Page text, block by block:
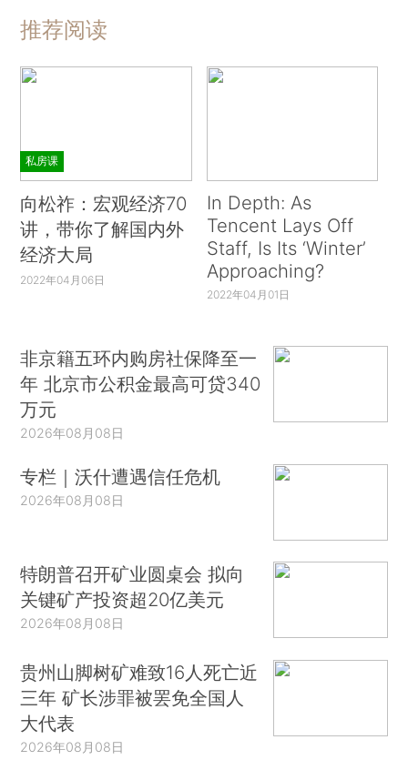
推荐阅读
私房课
向松祚：宏观经济70
讲，带你了解国内外
经济大局
2022年04月06日
In Depth: As
Tencent Lays Off
Staff, Is Its ‘Winter’
Approaching?
2022年04月01日
非京籍五环内购房社保降至一
年 北京市公积金最高可贷340
万元
2026年08月08日
专栏｜沃什遭遇信任危机
2026年08月08日
特朗普召开矿业圆桌会 拟向
关键矿产投资超20亿美元
2026年08月08日
贵州山脚树矿难致16人死亡近
三年 矿长涉罪被罢免全国人
大代表
2026年08月08日